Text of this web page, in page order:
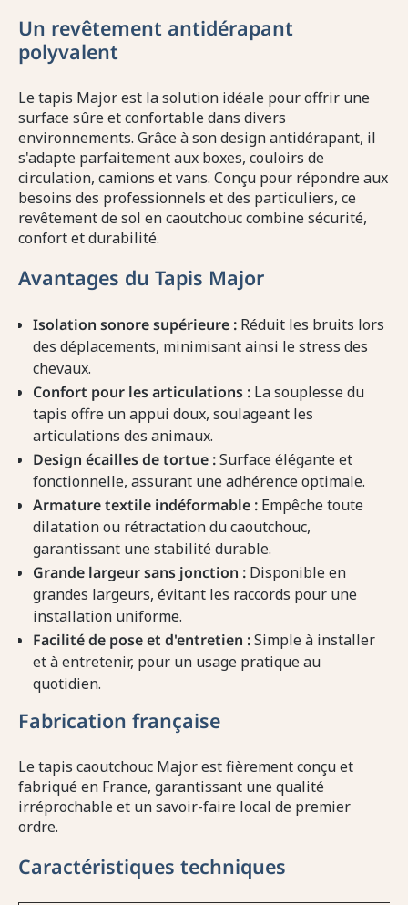
Un revêtement antidérapant
polyvalent
Le tapis Major est la solution idéale pour offrir une
surface sûre et confortable dans divers
environnements. Grâce à son design antidérapant, il
s'adapte parfaitement aux boxes, couloirs de
circulation, camions et vans. Conçu pour répondre aux
besoins des professionnels et des particuliers, ce
revêtement de sol en caoutchouc combine sécurité,
confort et durabilité.
Avantages du Tapis Major
Isolation sonore supérieure : Réduit les bruits lors
des déplacements, minimisant ainsi le stress des
chevaux.
Confort pour les articulations : La souplesse du
tapis offre un appui doux, soulageant les
articulations des animaux.
Design écailles de tortue :Surface élégante et
fonctionnelle, assurant une adhérence optimale.
Armature textile indéformable : Empêche toute
dilatation ou rétractation du caoutchouc,
garantissant une stabilité durable.
Grande largeur sans jonction : Disponible en
grandes largeurs, évitant les raccords pour une
installation uniforme.
Facilité de pose et d'entretien :Simple à installer
et à entretenir, pour un usage pratique au
quotidien.
Fabrication française
Le tapis caoutchouc Major est fièrement conçu et
fabriqué en France, garantissant une qualité
irréprochable et un savoir-faire local de premier
ordre.
Caractéristiques techniques